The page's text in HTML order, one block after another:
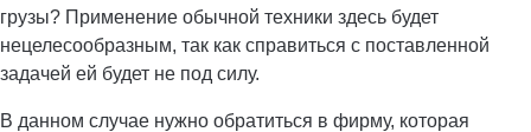
грузы? Применение обычной техники здесь будет
нецелесообразным, так как справиться с поставленной
задачей ей будет не под силу.
В данном случае нужно обратиться в фирму, которая